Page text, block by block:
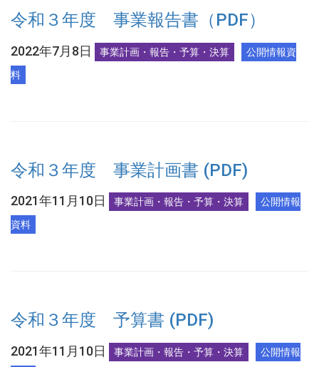
令和３年度 事業報告書（PDF）
2022年7月8日 事業計画・報告・予算・決算
公開情報資
料
令和３年度 事業計画書 (PDF)
2021年11月10日 事業計画・報告・予算・決算
公開情報
資料
令和３年度 予算書 (PDF)
2021年11月10日 事業計画・報告・予算・決算
公開情報